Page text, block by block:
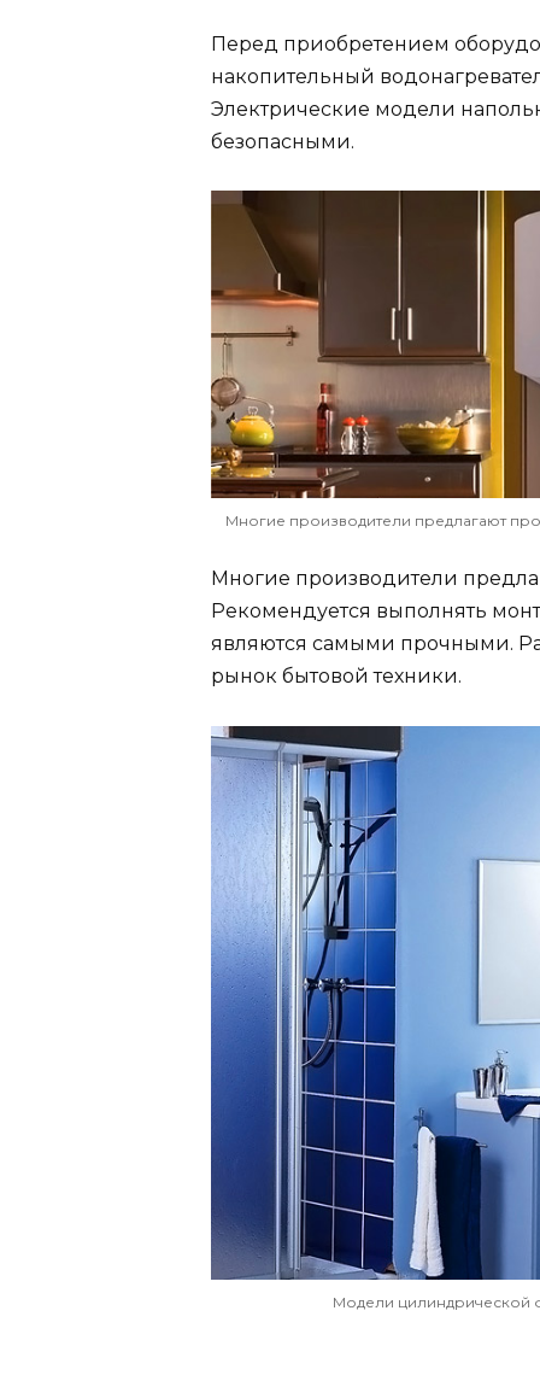
Перед приобретением
накопительный
Электрические модели
безопасными.
Многие производители предлагают
Многие производители
Рекомендуется выполнять
являются самыми прочными.
рынок бытовой техники.
Модели цилиндрической